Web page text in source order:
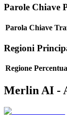
Parole Chiave
Parola Chiave
Regioni
Regione
Merlin AI -